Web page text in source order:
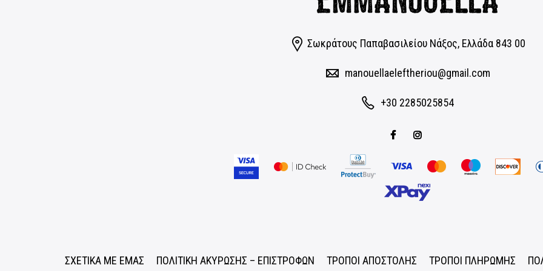
Σωκράτους Παπαβασιλείου Νάξος, Eλλάδα 843 00
manouellaeleftheriou@gmail.com
+30 2285025854
ΣΧΕΤΙΚΑ ΜΕ ΕΜΑΣ ΠΟΛΙΤΙΚΗ ΑΚΥΡΩΣΗΣ – ΕΠΙΣΤΡΟΦΩΝ ΤΡΟΠΟΙ ΑΠΟΣΤΟΛΗΣ ΤΡΟΠΟΙ ΠΛΗΡΩΜΗΣ